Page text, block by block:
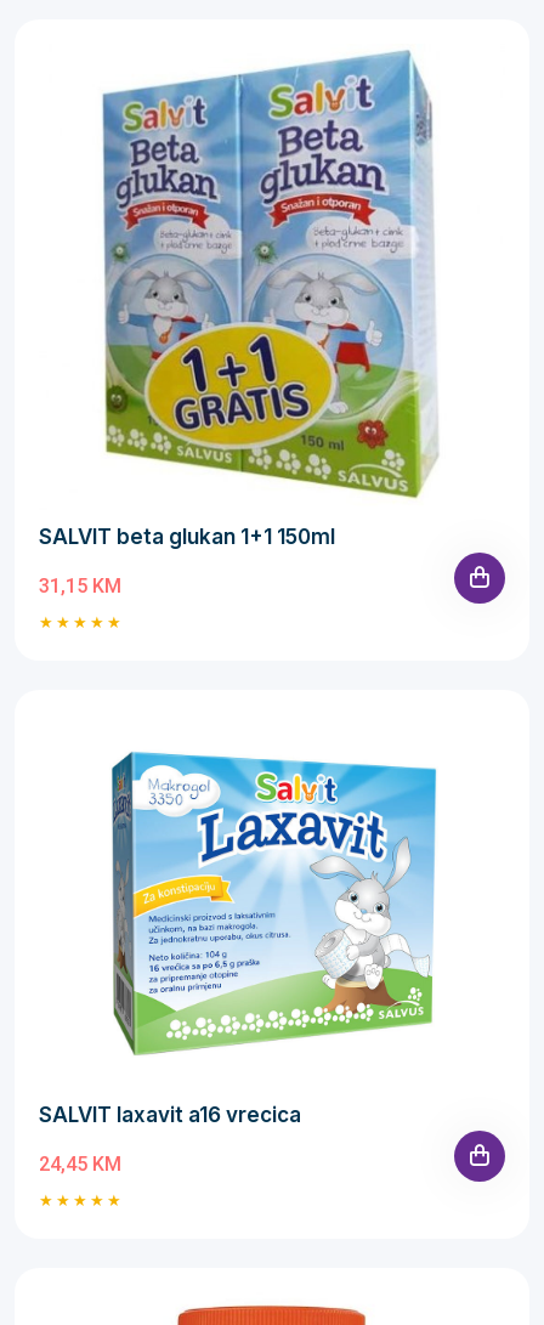
SALVIT beta glukan 1+1 150ml
31,15 KM
SALVIT laxavit a16 vrecica
24,45 KM